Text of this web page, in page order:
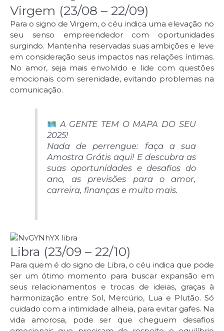
Virgem (23/08 – 22/09)
Para o signo de Virgem, o céu indica uma elevação no
seu senso empreendedor com oportunidades
surgindo. Mantenha reservadas suas ambições e leve
em consideração seus impactos nas relações íntimas.
No amor, seja mais envolvido e lide com questões
emocionais com serenidade, evitando problemas na
comunicação.
A GENTE TEM O MAPA DO SEU
2025!
Nada de perrengue: faça a sua
Amostra Grátis aqui! E descubra as
suas oportunidades e desafios do
ano, as previsões para o amor,
carreira, finanças e muito mais.
Libra (23/09 – 22/10)
Para quem é do signo de Libra, o céu indica que pode
ser um ótimo momento para buscar expansão em
seus relacionamentos e trocas de ideias, graças à
harmonização entre Sol, Mercúrio, Lua e Plutão. Só
cuidado com a intimidade alheia, para evitar gafes. Na
vida amorosa, pode ser que cheguem desafios